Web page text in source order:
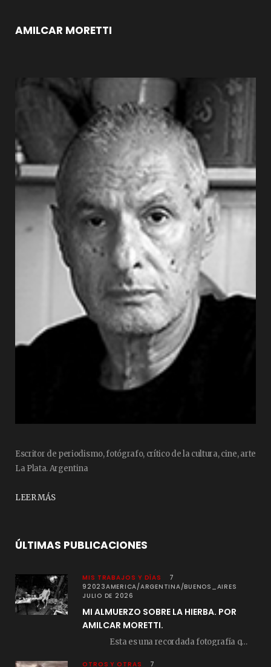
AMILCAR MORETTI
Escritor de periodismo, fotógrafo, crítico de la cultura, cine, arte
La Plata. Argentina
LEER MÁS
ÚLTIMAS PUBLICACIONES
MIS TRABAJOS Y DÍAS
7
92023AMERICA/ARGENTINA/BUENOS_AIRES
JULIO DE 2026
MI ALMUERZO SOBRE LA HIERBA. POR
AMILCAR MORETTI.
Esta es una recordada fotografía que registré…
OTROS Y OTRAS
7